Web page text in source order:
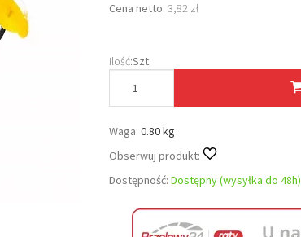
Cena netto: 3,82 zł
Ilość:Szt.
Waga: 0.80 kg
Obserwuj produkt:
Dostępność: Dostępny (wysyłka do 48h)